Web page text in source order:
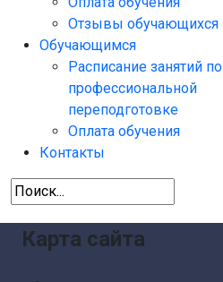
Отзывы обучающихся
Обучающимся
Расписание занятий по
профессиональной
переподготовке
Оплата обучения
Контакты
Карта сайта